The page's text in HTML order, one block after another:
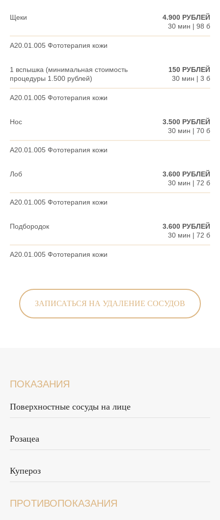
Щеки
4.900 РУБЛЕЙ
30 мин | 98 б
A20.01.005 Фототерапия кожи
1 вспышка (минимальная стоимость
процедуры 1.500 рублей)
150 РУБЛЕЙ
30 мин | 3 б
A20.01.005 Фототерапия кожи
Нос
3.500 РУБЛЕЙ
30 мин | 70 б
A20.01.005 Фототерапия кожи
Лоб
3.600 РУБЛЕЙ
30 мин | 72 б
A20.01.005 Фототерапия кожи
Подбородок
3.600 РУБЛЕЙ
30 мин | 72 б
A20.01.005 Фототерапия кожи
ЗАПИСАТЬСЯ НА УДАЛЕНИЕ СОСУДОВ
ПОКАЗАНИЯ
Поверхностные сосуды на лице
Розацеа
Купероз
ПРОТИВОПОКАЗАНИЯ